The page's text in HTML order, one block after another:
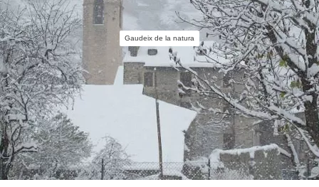
Gaudeix de la natura